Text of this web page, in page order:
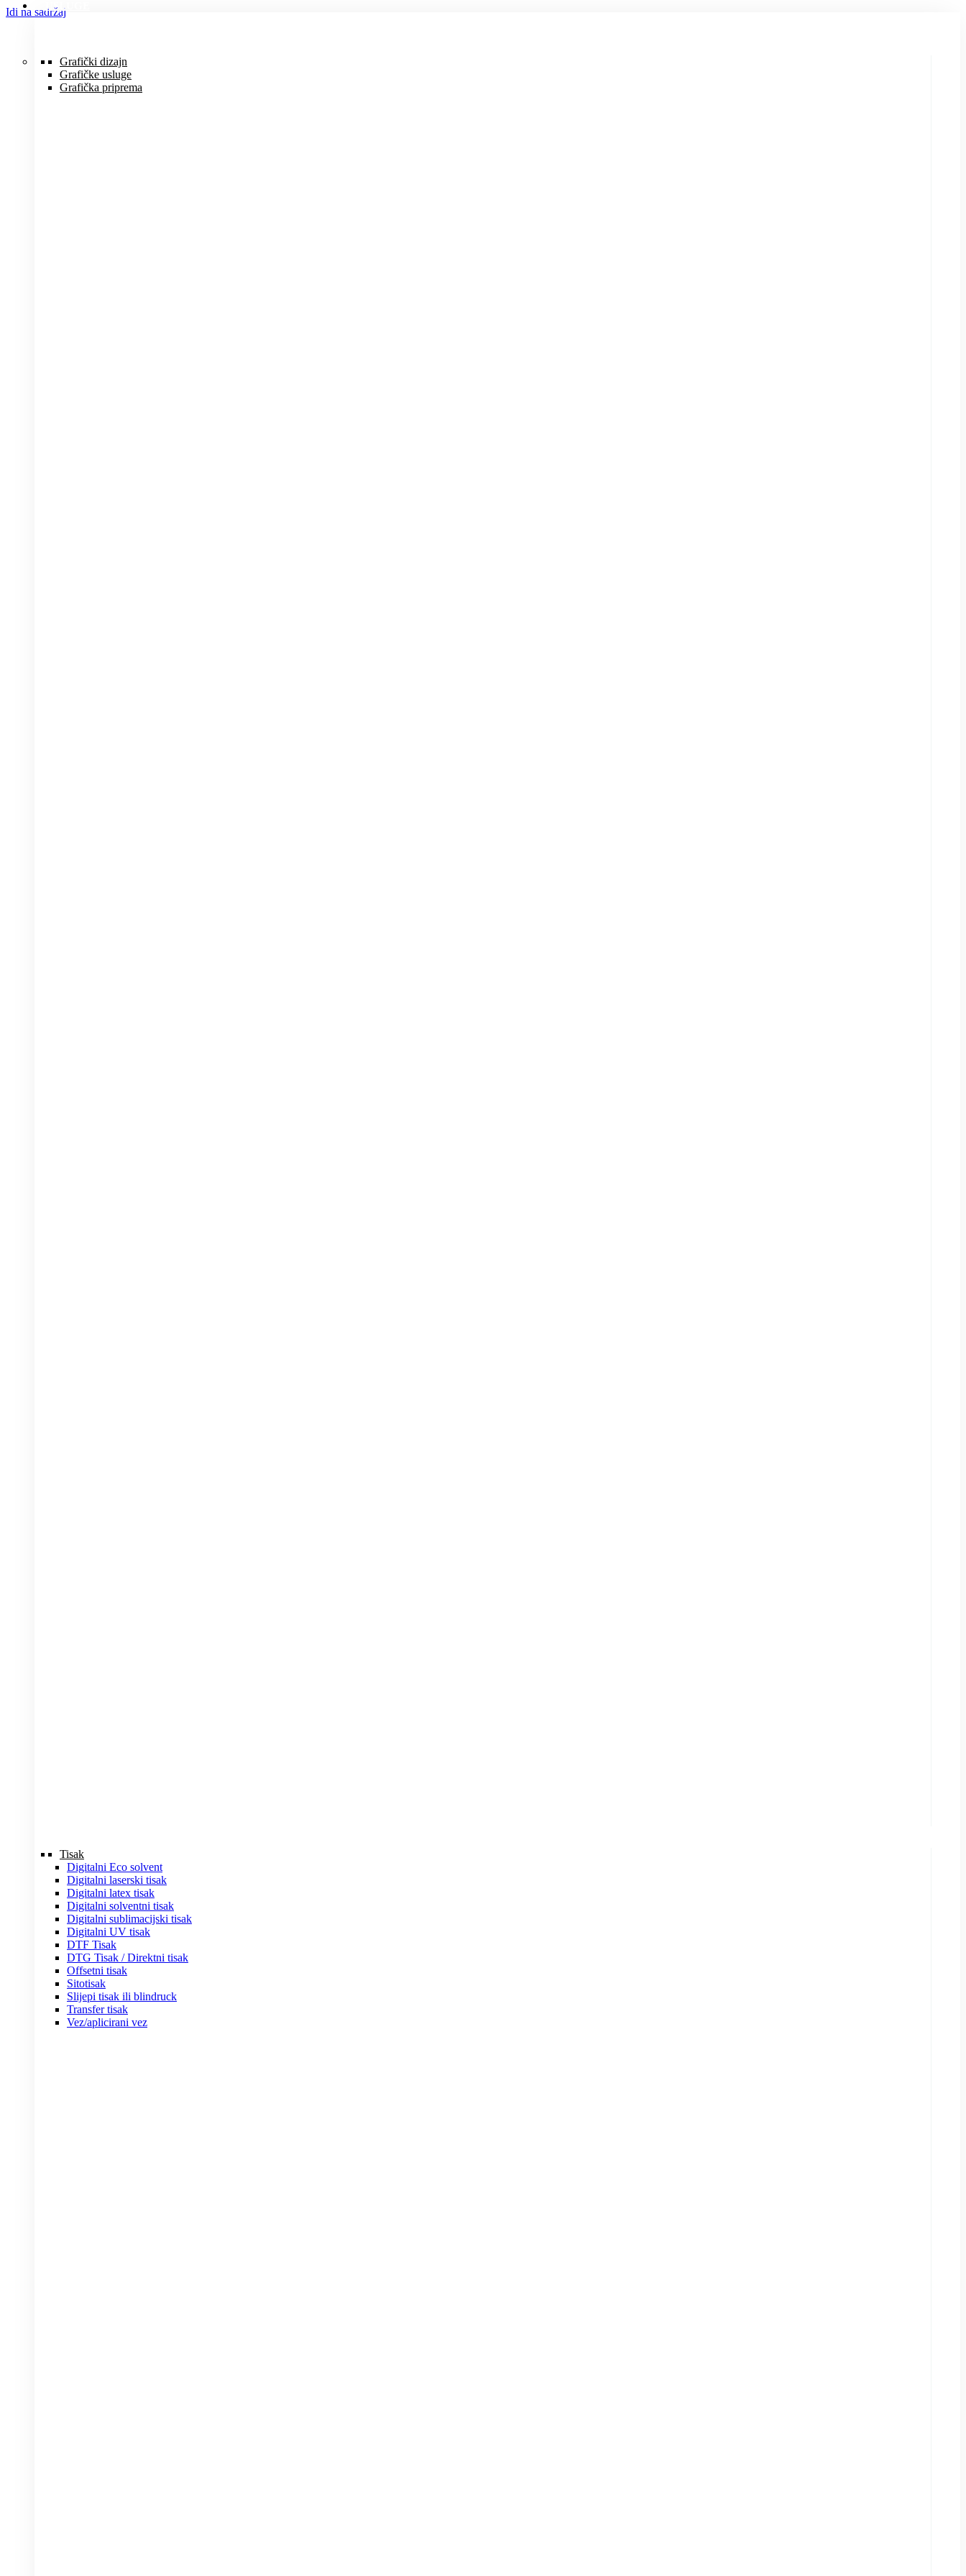
Idi na sadržajUSLUGE
Grafički dizajn
Grafičke usluge
Grafička priprema
Tisak
Digitalni Eco solvent
Digitalni laserski tisak
Digitalni latex tisak
Digitalni solventni tisak
Digitalni sublimacijski tisak
Digitalni UV tisak
DTF Tisak
DTG Tisak / Direktni tisak
Offsetni tisak
Sitotisak
Slijepi tisak ili blindruck
Transfer tisak
Vez/aplicirani vez